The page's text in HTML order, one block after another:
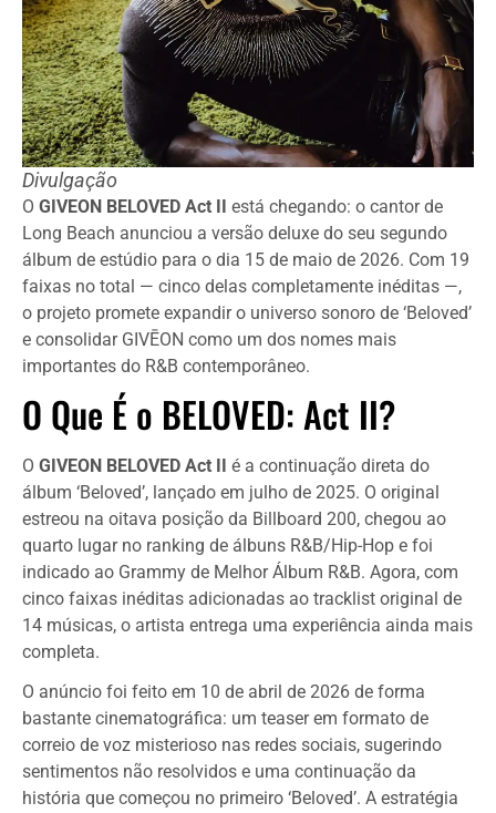
Divulgação
O GIVEON BELOVED Act II está chegando: o cantor de
Long Beach anunciou a versão deluxe do seu segundo
álbum de estúdio para o dia 15 de maio de 2026. Com 19
faixas no total — cinco delas completamente inéditas —,
o projeto promete expandir o universo sonoro de ‘Beloved’
e consolidar GIVĒON como um dos nomes mais
importantes do R&B contemporâneo.
O Que É o BELOVED: Act II?
O GIVEON BELOVED Act II é a continuação direta do
álbum ‘Beloved’, lançado em julho de 2025. O original
estreou na oitava posição da Billboard 200, chegou ao
quarto lugar no ranking de álbuns R&B/Hip-Hop e foi
indicado ao Grammy de Melhor Álbum R&B. Agora, com
cinco faixas inéditas adicionadas ao tracklist original de
14 músicas, o artista entrega uma experiência ainda mais
completa.
O anúncio foi feito em 10 de abril de 2026 de forma
bastante cinematográfica: um teaser em formato de
correio de voz misterioso nas redes sociais, sugerindo
sentimentos não resolvidos e uma continuação da
história que começou no primeiro ‘Beloved’. A estratégia